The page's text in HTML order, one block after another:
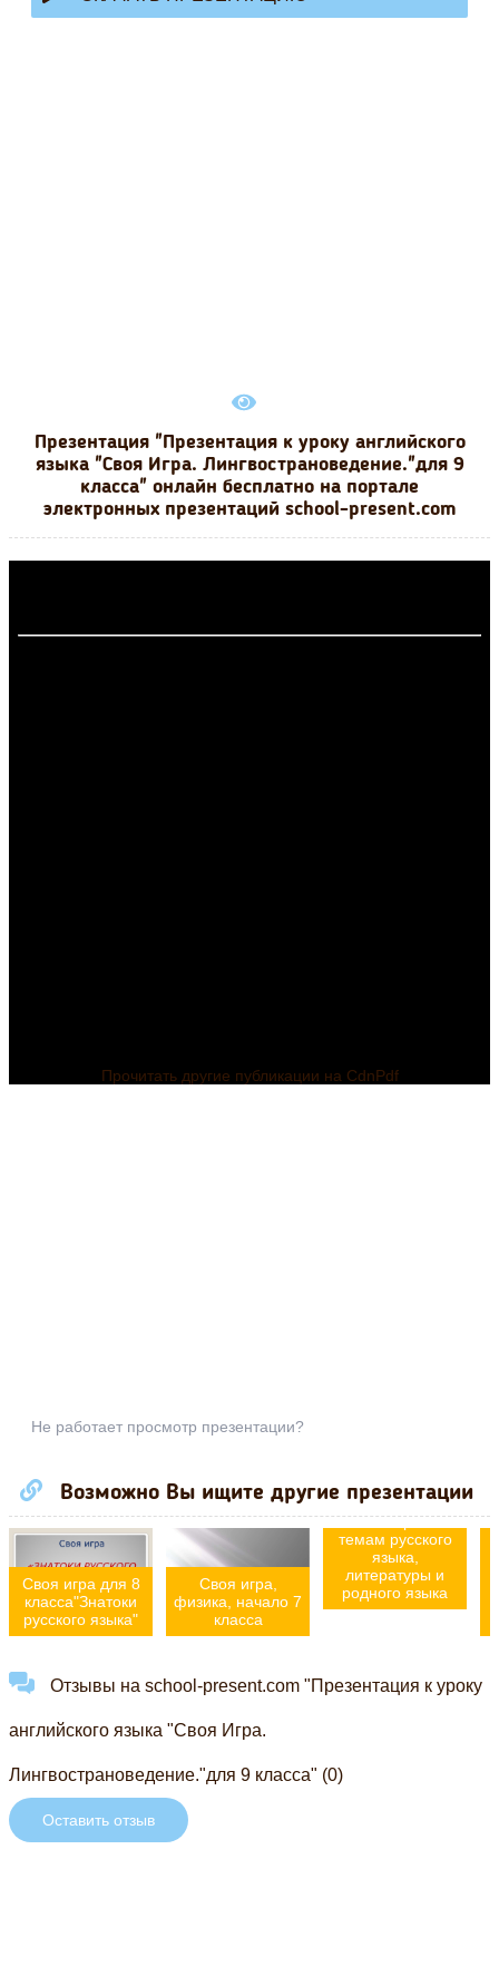
Презентация "Презентация к уроку английского
языка "Своя Игра. Лингвострановедение."для 9
класса" онлайн бесплатно на портале
электронных презентаций school-present.com
Прочитать другие публикации на CdnPdf
Не работает просмотр презентации?
Возможно Вы ищите другие презентации
Своя игра для 8
класса"Знатоки
русского языка"
Своя игра,
физика, начало 7
класса
"Своя игра" по
темам русского
языка,
литературы и
родного языка
Отзывы на school-present.com "Презентация к уроку
английского языка "Своя Игра.
Лингвострановедение."для 9 класса" (0)
Оставить отзыв